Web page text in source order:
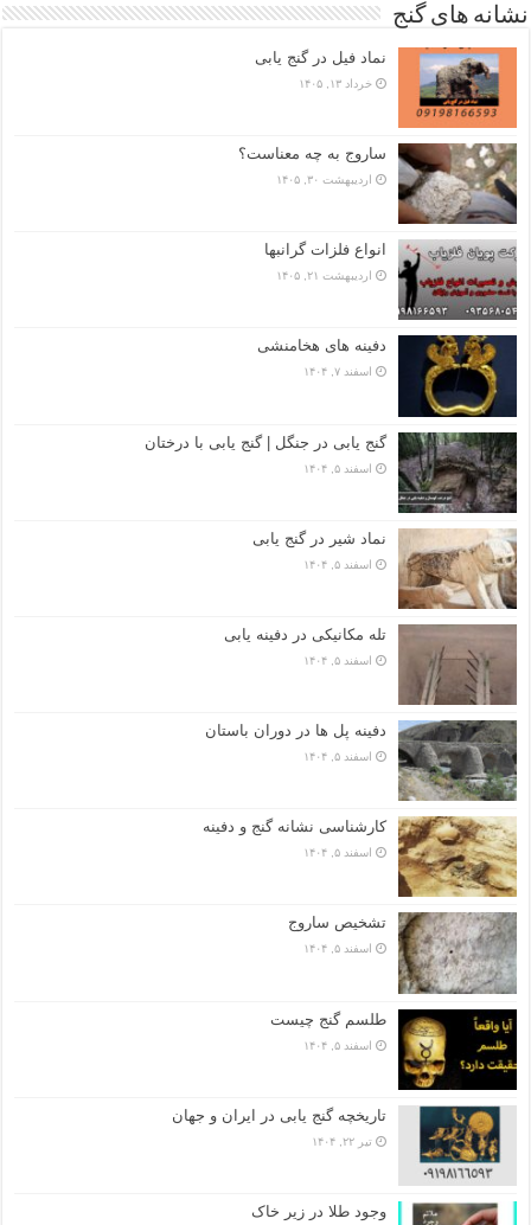
نشانه های گنج
نماد فیل در گنج یابی
خرداد ۱۳, ۱۴۰۵
ساروج به چه معناست؟
اردیبهشت ۳۰, ۱۴۰۵
انواع فلزات گرانبها
اردیبهشت ۲۱, ۱۴۰۵
دفینه های هخامنشی
اسفند ۷, ۱۴۰۴
گنج یابی در جنگل | گنج یابی با درختان
اسفند ۵, ۱۴۰۴
نماد شیر در گنج یابی
اسفند ۵, ۱۴۰۴
تله مکانیکی در دفینه یابی
اسفند ۵, ۱۴۰۴
دفینه پل ها در دوران باستان
اسفند ۵, ۱۴۰۴
کارشناسی نشانه گنج و دفینه
اسفند ۵, ۱۴۰۴
تشخیص ساروج
اسفند ۵, ۱۴۰۴
طلسم گنج چیست
اسفند ۵, ۱۴۰۴
تاریخچه گنج‌ یابی در ایران و جهان
تیر ۲۲, ۱۴۰۴
وجود طلا در زیر خاک